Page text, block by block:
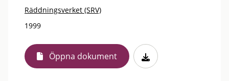
Räddningsverket (SRV)
1999
Öppna dokument